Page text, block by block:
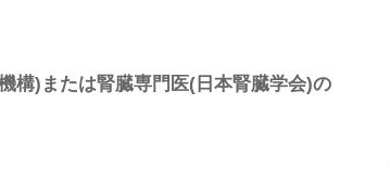
構)または腎臓専門医(日本腎臓学会)の